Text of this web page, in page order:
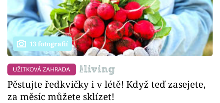
13 fotografií
UŽITKOVÁ ZAHRADA
Pěstujte ředkvičky i v létě! Když teď zasejete,
za měsíc můžete sklízet!